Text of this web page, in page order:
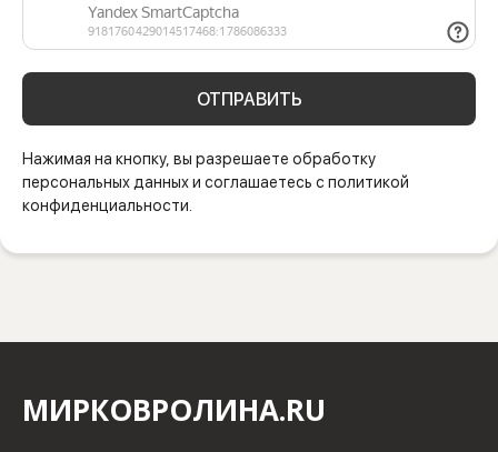
ОТПРАВИТЬ
Нажимая на кнопку, вы разрешаете обработку
персональных данных и соглашаетесь с политикой
конфиденциальности.
МИРКОВРОЛИНА.RU